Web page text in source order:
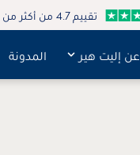
تقييم 4.7 من أكثر من 3,700 مراجعة على Trustpilot
عن إليت هير المدونة